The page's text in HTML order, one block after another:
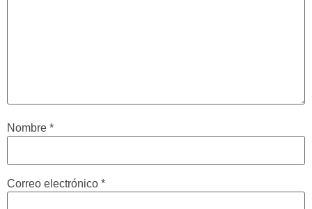
Nombre *
Correo electrónico *